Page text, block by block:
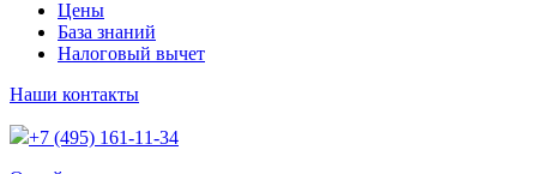
Цены
База знаний
Налоговый вычет
Наши контакты
+7 (495) 161-11-34